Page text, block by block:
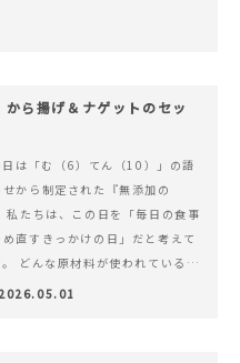
ら揚げ＆ナゲットのセッ
は「む（6）てん（10）」の語
せから制定された『無添加の
私たちは、この日を「毎日の食事
め直すきっかけの日」だと考えて
。 どんな原材料が使われているの
のようにつくられているのか。&
続きを読む 【6月10日（無添加
2026.05.01